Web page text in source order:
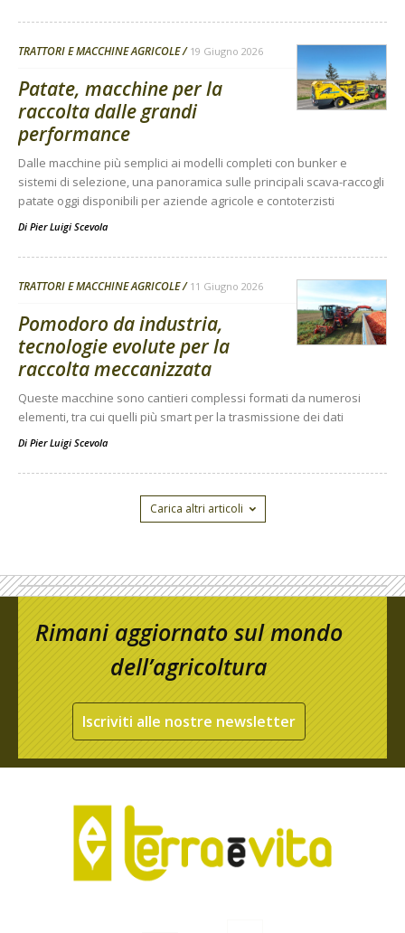
TRATTORI E MACCHINE AGRICOLE 19 Giugno 2026
Patate, macchine per la
raccolta dalle grandi
performance
Dalle macchine più semplici ai modelli completi con bunker e
sistemi di selezione, una panoramica sulle principali scava-raccogli
patate oggi disponibili per aziende agricole e contoterzisti
Di Pier Luigi Scevola
TRATTORI E MACCHINE AGRICOLE 11 Giugno 2026
Pomodoro da industria,
tecnologie evolute per la
raccolta meccanizzata
Queste macchine sono cantieri complessi formati da numerosi
elementi, tra cui quelli più smart per la trasmissione dei dati
Di Pier Luigi Scevola
Carica altri articoli
Rimani aggiornato sul mondo
dell’agricoltura
Iscriviti alle nostre newsletter